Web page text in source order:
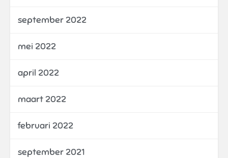
september 2022
mei 2022
april 2022
maart 2022
februari 2022
september 2021